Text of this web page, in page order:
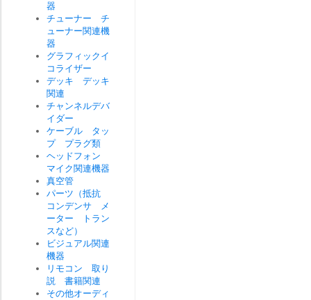
器
チューナー チ
ューナー関連機
器
グラフィックイ
コライザー
デッキ デッキ
関連
チャンネルデバ
イダー
ケーブル タッ
プ プラグ類
ヘッドフォン
マイク関連機器
真空管
パーツ（抵抗
コンデンサ メ
ーター トラン
スなど）
ビジュアル関連
機器
リモコン 取り
説 書籍関連
その他オーディ